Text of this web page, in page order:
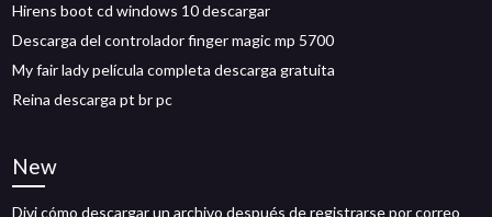
Hirens boot cd windows 10 descargar
Descarga del controlador finger magic mp 5700
My fair lady película completa descarga gratuita
Reina descarga pt br pc
New
Divi cómo descargar un archivo después de registrarse por correo